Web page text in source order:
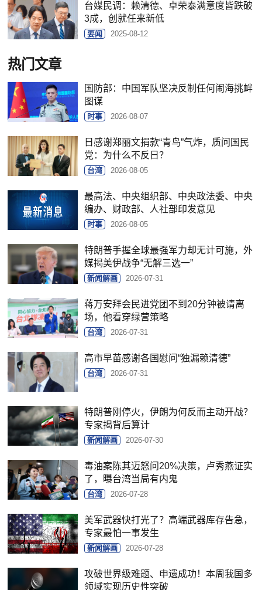
台媒民调：赖清德、卓荣泰满意度皆跌破
3成，创就任来新低
要闻 2025-08-12
热门文章
国防部：中国军队坚决反制任何闹海挑衅
图谋
时事 2026-08-07
日感谢郑丽文捐款“青鸟”气炸，质问国民
党：为什么不反日？
台湾 2026-08-05
最高法、中央组织部、中央政法委、中央
编办、财政部、人社部印发意见
时事 2026-08-05
特朗普手握全球最强军力却无计可施，外
媒揭美伊战争“无解三选一”
新闻解画 2026-07-31
蒋万安拜会民进党团不到20分钟被请离
场，他看穿绿营策略
台湾 2026-07-31
高市早苗感谢各国慰问“独漏赖清德”
台湾 2026-07-31
特朗普刚停火，伊朗为何反而主动开战？
专家揭背后算计
新闻解画 2026-07-30
毒油案陈其迈怒问20%决策，卢秀燕证实
了，曝台湾当局有内鬼
台湾 2026-07-28
美军武器快打光了？高端武器库存告急，
专家最怕一事发生
新闻解画 2026-07-28
攻破世界级难题、申遗成功！本周我国多
领域实现历史性突破